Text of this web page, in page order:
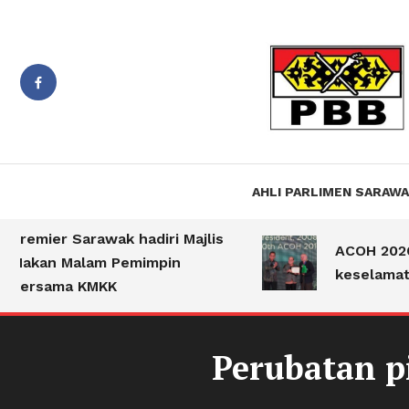
Jiwa
AHLI PARLIMEN
Sarawak hadiri Majlis
Malam Pemimpin
KMKK
ACOH 2026
keselamatan
Perubatan